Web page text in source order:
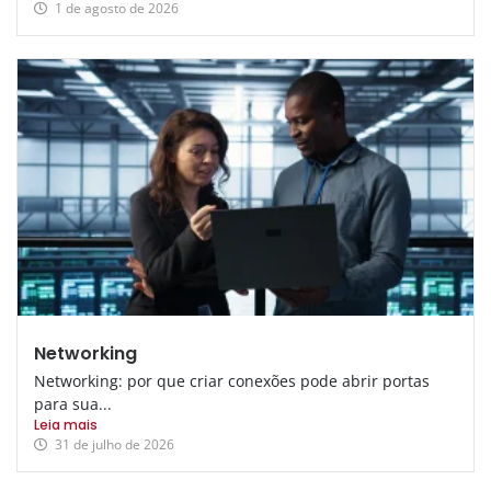
1 de agosto de 2026
Networking
Networking: por que criar conexões pode abrir portas
para sua...
Leia mais
31 de julho de 2026